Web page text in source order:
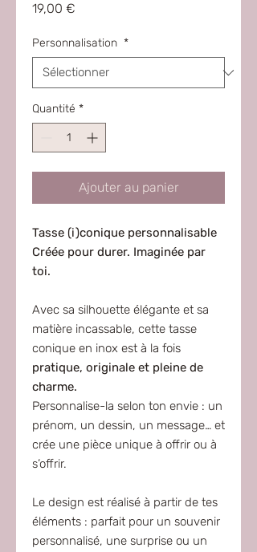
19,00 €
Personnalisation *
Quantité *
Ajouter au panier
Tasse (i)conique personnalisable
Créée pour durer. Imaginée par
toi.
Avec sa silhouette élégante et sa
matière incassable, cette tasse
conique en inox est à la fois
pratique, originale et pleine de
charme.
Personnalise-la selon ton envie : un
prénom, un dessin, un message… et
crée une pièce unique à offrir ou à
s’offrir.
Le design est réalisé à partir de tes
éléments : parfait pour un souvenir
personnalisé, une surprise ou un